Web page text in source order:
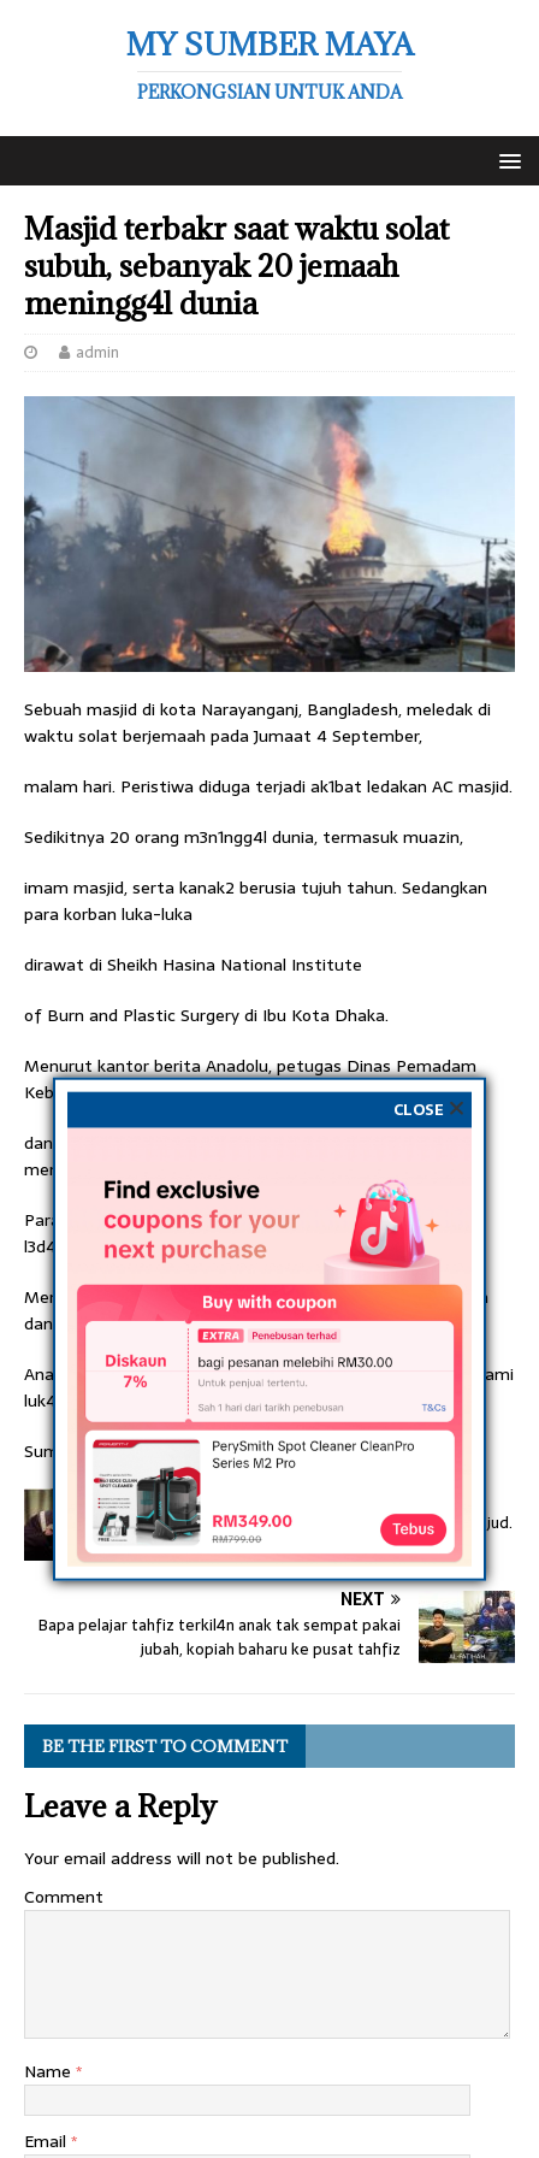
MY SUMBER MAYA
PERKONGSIAN UNTUK ANDA
Masjid terbakr saat waktu solat
subuh, sebanyak 20 jemaah
meningg4l dunia
admin
Sebuah masjid di kota Narayanganj, Bangladesh, meledak di
waktu solat berjemaah pada Jumaat 4 September,
malam hari. Peristiwa diduga terjadi ak1bat ledakan AC masjid.
Sedikitnya 20 orang m3n1ngg4l dunia, termasuk muazin,
imam masjid, serta kanak2 berusia tujuh tahun. Sedangkan
para korban luka-luka
dirawat di Sheikh Hasina National Institute
of Burn and Plastic Surgery di Ibu Kota Dhaka.
Menurut kantor berita Anadolu, petugas Dinas Pemadam
Kebak4ran
dan P3rtahanan Sipil Bangladesh, Ershad Hossain,
mengonfirmasi jumlah korb4n tewas.
Para korb4n c3dera mengalami luka b4kar p4rah 4kibat
l3d4kan.
Menurut wakil asisten direktur Dinas P3madam Keb4k4ran
dan Pert4hanan Sipil Bangladesh,
Anayet Hossain, para korb4n yang kondisinya kr1tis m3ng4lami
luk4 b4k4r di bagian t3nggorokan.
Sumber: bikinseru / beranibangkit / mediaportal
PREVIOUS
Terjaga waktu malam, cepat-cepatlah solat tahajud.
Ini kelebihannya yang perlu kita tahu
NEXT
Bapa pelajar tahfiz terkil4n anak tak sempat pakai
jubah, kopiah baharu ke pusat tahfiz
BE THE FIRST TO COMMENT
Leave a Reply
Your email address will not be published.
Comment
Name *
Email *
CLOSE